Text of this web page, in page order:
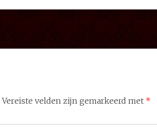
Vereiste velden zijn gemarkeerd met *